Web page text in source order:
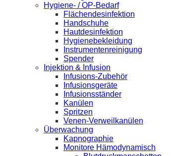
Hygiene- / OP-Bedarf
Flächendesinfektion
Handschuhe
Hautdesinfektion
Hygienebekleidung
Instrumentenreinigung
Spender
Injektion & Infusion
Infusions-Zubehör
Infusionsgeräte
Infusionsständer
Kanülen
Spritzen
Venen-Verweilkanülen
Überwachung
Kapnographie
Monitore Hämodynamisch